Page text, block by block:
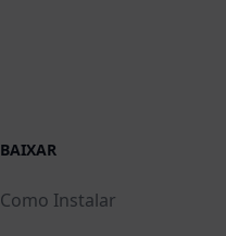
BAIXAR
Como Instalar